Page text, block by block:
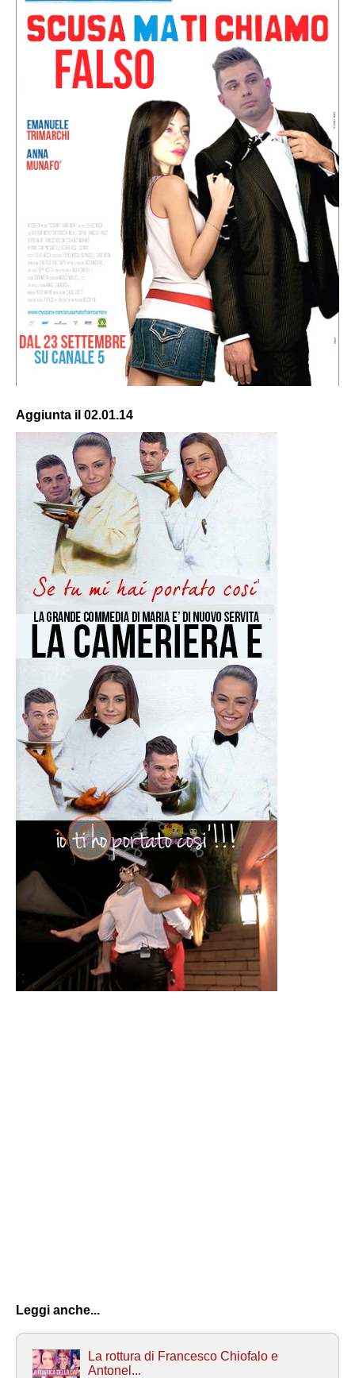
Aggiunta il 02.01.14
Leggi anche...
La rottura di Francesco Chiofalo e
Antonel...